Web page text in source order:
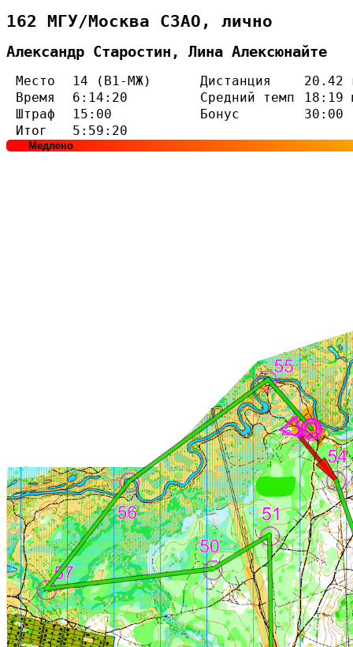
162 МГУ/Москва СЗАО, лично
Александр Старостин, Лина Алексюнайте
Место 14 (В1-МЖ) Дистанция
20.42
Время
6:14:20 Средний темп
18:19
Штраф
15:00 Бонус
30:00
Итог
5:59:20
Медлено